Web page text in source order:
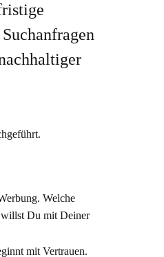
Welche
Du mit Deiner